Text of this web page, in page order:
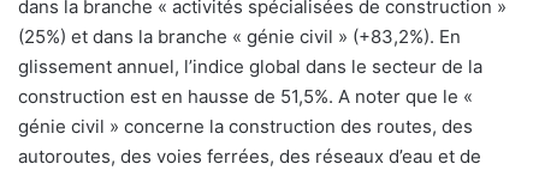
dans la branche « activités spécialisées de construction »
(25%) et dans la branche « génie civil » (+83,2%). En
glissement annuel, l’indice global dans le secteur de la
construction est en hausse de 51,5%. A noter que le «
génie civil » concerne la construction des routes, des
autoroutes, des voies ferrées, des réseaux d’eau et de